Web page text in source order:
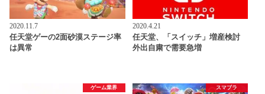
2020.11.7
任天堂ゲーの2面砂漠ステージ率
は異常
2020.4.21
任天堂、「スイッチ」増産検討
外出自粛で需要急増
ゲーム業界 スマブラ